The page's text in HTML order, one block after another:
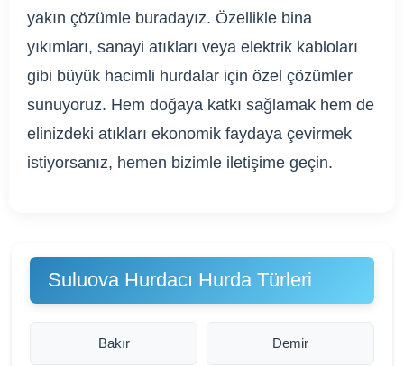
yakın çözümle buradayız. Özellikle bina
yıkımları, sanayi atıkları veya elektrik kabloları
gibi büyük hacimli hurdalar için özel çözümler
sunuyoruz. Hem doğaya katkı sağlamak hem de
elinizdeki atıkları ekonomik faydaya çevirmek
istiyorsanız, hemen bizimle iletişime geçin.
Suluova Hurdacı Hurda Türleri
Bakır Demir